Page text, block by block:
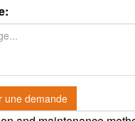
une demande